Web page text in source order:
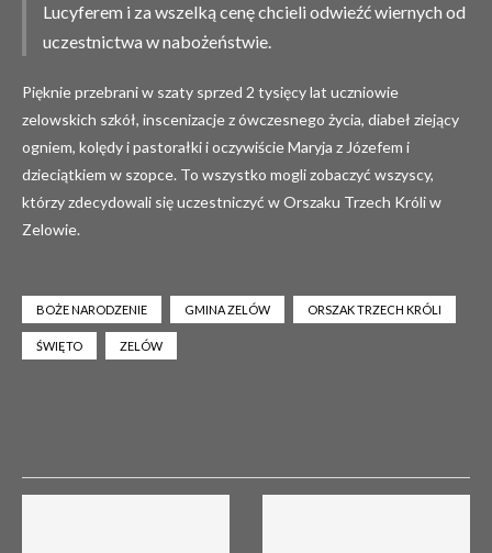
Lucyferem i za wszelką cenę chcieli odwieźć wiernych od
uczestnictwa w nabożeństwie.
Pięknie przebrani w szaty sprzed 2 tysięcy lat uczniowie
zelowskich szkół, inscenizacje z ówczesnego życia, diabeł ziejący
ogniem, kolędy i pastorałki i oczywiście Maryja z Józefem i
dzieciątkiem w szopce. To wszystko mogli zobaczyć wszyscy,
którzy zdecydowali się uczestniczyć w Orszaku Trzech Króli w
Zelowie.
BOŻE NARODZENIE GMINA ZELÓW ORSZAK TRZECH KRÓLI
ŚWIĘTO ZELÓW